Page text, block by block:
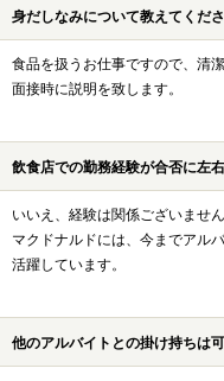
身だしなみについて教えてくだ
食品を扱うお仕事ですので、清
面接時に説明を致します。
飲食店での勤務経験が合否に左
いいえ、経験は関係ございません
マクドナルドには、今までアル
活躍しています。
他のアルバイトとの掛け持ちは